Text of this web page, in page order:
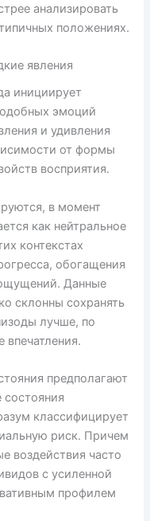
анализировать
положениях.
явления
инициирует
эмоций
и удивления
от формы
восприятия.
в момент
как нейтральное
контекстах
обогащения
Данные
склонны сохранять
лучше, по
предполагают
состояния
классифицирует
риск. Причем
воздействия часто
с усиленной
профилем